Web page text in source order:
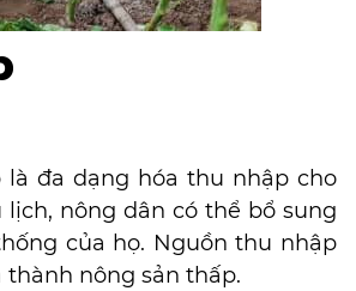
đa dạng hóa thu nhập cho
nông dân có thể bổ sung
của họ. Nguồn thu nhập
nông sản thấp.